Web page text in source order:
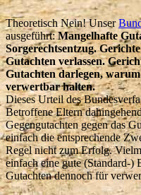
Theoretisch Nein! Unser
ausgeführt:Mangelhafte
Sorgerechtsentzug.
Gutachten verlassen.
Gutachten darlegen,
verwertbar halten.
Dieses Urteil des
Betroffene Eltern
Gegengutachten gegen das
einfach die entsprechende
Regel nicht zum Erfolg.
einfach eine gute (Standard-)
Gutachten dennoch für